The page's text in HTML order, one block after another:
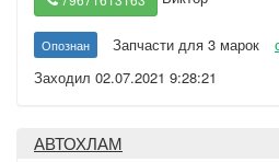
Опознан Запчасти для 3 марок
Заходил 02.07.2021 9:28:21
АВТОХЛАМ